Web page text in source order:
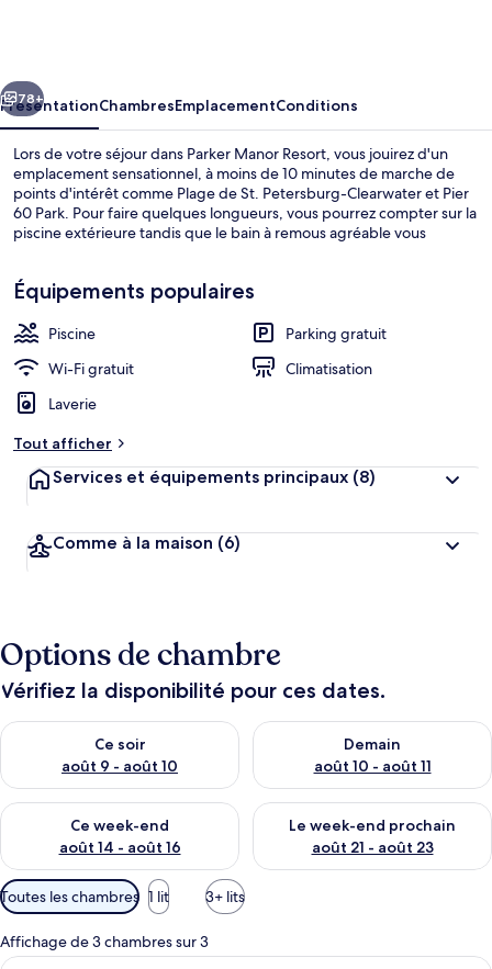
Vue depuis l’hébergement
Suivant
78+
PrésentationChambresEmplacementConditions
Lors de votre séjour dans Parker Manor Resort, vous jouirez d'un
emplacement sensationnel, à moins de 10 minutes de marche de
points d'intérêt comme Plage de St. Petersburg-Clearwater et Pier
60 Park. Pour faire quelques longueurs, vous pourrez compter sur la
piscine extérieure tandis que le bain à remous agréable vous
Plage de Clearwater Beach et Sand Key Park.
Équipements populaires
Piscine
Parking gratuit
Wi-Fi gratuit
Climatisation
Laverie
Tout afficher
Services et équipements principaux (8)
Comme à la maison (6)
Options de chambre
Vérifiez la disponibilité pour ces dates.
Ce soir
août 9 - août 10
Vérifier la disponibilité pour ce soir août 9 - août 10
Demain
août 10 - août 11
Vérifier la disponibilité pour
Ce week-end
août 14 - août 16
Vérifier la disponibilité pour ce week-end août 14 - août 16
Le week-end prochain
août 21 - août 23
Vérifier la disponibilité pour
Filtres
disponibles
pour
les
Toutes les chambres 1 lit 3+ lits
Affichage de 3 chambres sur 3
Un lit bien fait, avec une literie à